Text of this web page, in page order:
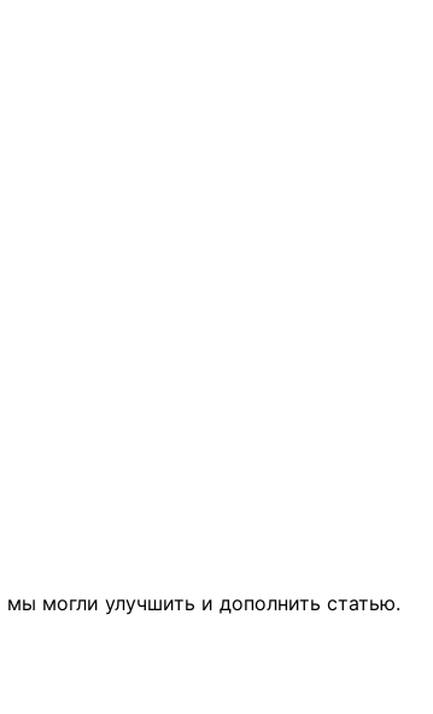
могли улучшить и дополнить статью.